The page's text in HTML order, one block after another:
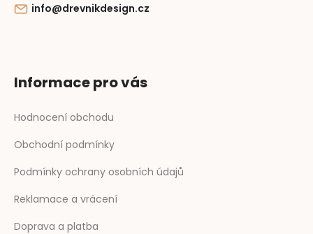
info@drevnikdesign.cz
Informace pro vás
Hodnocení obchodu
Obchodní podmínky
Podmínky ochrany osobních údajů
Reklamace a vrácení
Doprava a platba